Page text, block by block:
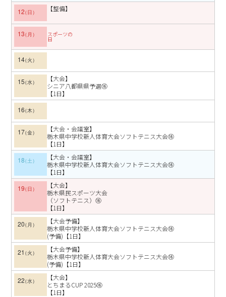
12 【整備】
13 スポーツの
日
14
15
【大会】
シニア八都県県予選⑯
【1日】
16
17
【大会・会議室】
栃木県中学校新人体育大会ソフトテニス大会⑯
【1日】
18
【大会・会議室】
栃木県中学校新人体育大会ソフトテニス大会⑯
【1日】
19
【大会】
栃木県民スポーツ大会
（ソフトテニス）⑯
【1日】
20
【大会予備】
栃木県中学校新人体育大会ソフトテニス大会⑯
(予備)【1日】
21
【大会予備】
栃木県中学校新人体育大会ソフトテニス大会⑯
(予備)【1日】
22
【大会】
とちまるCUP 2025⑯
【1日】